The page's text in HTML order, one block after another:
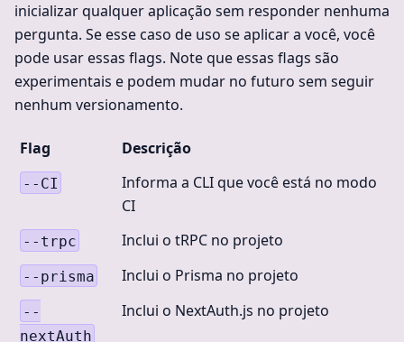
inicializar qualquer aplicação sem responder nenhuma
pergunta. Se esse caso de uso se aplicar a você, você
pode usar essas flags. Note que essas flags são
experimentais e podem mudar no futuro sem seguir
nenhum versionamento.
Flag Descrição
--CI
Informa a CLI que você está no modo
CI
--trpc Inclui o tRPC no projeto
--prisma Inclui o Prisma no projeto
--
nextAuth
Inclui o NextAuth.js no projeto